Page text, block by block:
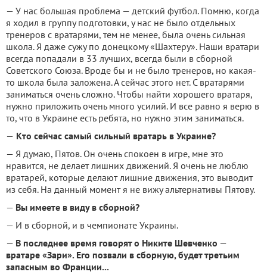
— У нас большая проблема — детский футбол. Помню, когда
я ходил в группу подготовки, у нас не было отдельных
тренеров с вратарями, тем не менее, была очень сильная
школа. Я даже сужу по донецкому «Шахтеру». Наши вратари
всегда попадали в 33 лучших, всегда были в сборной
Советского Союза. Вроде бы и не было тренеров, но какая-
то школа была заложена. А сейчас этого нет. С вратарями
заниматься очень сложно. Чтобы найти хорошего вратаря,
нужно приложить очень много усилий. И все равно я верю в
то, что в Украине есть ребята, но нужно этим заниматься.
— Кто сейчас самый сильный вратарь в Украине?
— Я думаю, Пятов. Он очень спокоен в игре, мне это
нравится, не делает лишних движений. Я очень не люблю
вратарей, которые делают лишние движения, это выводит
из себя. На данный момент я не вижу альтернативы Пятову.
— Вы имеете в виду в сборной?
— И в сборной, и в чемпионате Украины.
— В последнее время говорят о Никите Шевченко —
вратаре «Зари». Его позвали в сборную, будет третьим
запасным во Франции...